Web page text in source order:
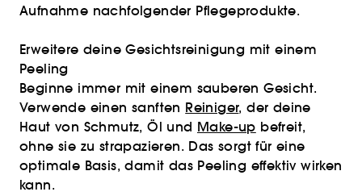
Aufnahme nachfolgender Pflegeprodukte.
Erweitere deine Gesichtsreinigung mit einem
Peeling
Beginne immer mit einem sauberen Gesicht.
Verwende einen sanften Reiniger, der deine
Haut von Schmutz, Öl und Make-up befreit,
ohne sie zu strapazieren. Das sorgt für eine
optimale Basis, damit das Peeling effektiv wirken
kann.